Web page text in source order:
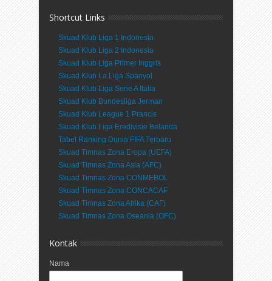
Shortcut Links
Skuad Klub Liga 1 Indonesia
Skuad Klub Liga 2 Indonesia
Skuad Klub Liga Primer Inggris
Skuad Klub La Liga Spanyol
Skuad Klub Liga Serie A Italia
Skuad Klub Bundesliga Jerman
Skuad Klub League 1 Prancis
Skuad Klub Liga Eredivisie Belanda
Tabel Ranking Dunia FIFA Terbaru
Skuad Timnas Zona Eropa (UEFA)
Skuad Timnas Zona Asia (AFC)
Skuad Timnas Zona CONMEBOL
Skuad Timnas Zona CONCACAF
Skuad Timnas Zona Afrika (CAF)
Skuad Timnas Zona Oseania (OFC)
Kontak
Nama